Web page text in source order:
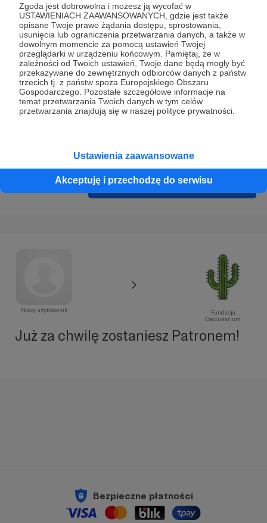
Zgoda jest dobrowolna i możesz ją wycofać w
USTAWIENIACH ZAAWANSOWANYCH, gdzie jest także
opisane Twoje prawo żądania dostępu, sprostowania,
usunięcia lub ograniczenia przetwarzania danych, a także w
dowolnym momencie za pomocą ustawień Twojej
przeglądarki w urządzeniu końcowym. Pamiętaj, że w
zależności od Twoich ustawień, Twoje dane będą mogły być
przekazywane do zewnętrznych odbiorców danych z państw
trzecich tj. z państw spoza Europejskiego Obszaru
Gospodarczego. Pozostałe szczegółowe informacje na
temat przetwarzania Twoich danych w tym celów
przetwarzania znajdują się w naszej polityce prywatności.
Ustawienia zaawansowane
Akceptuję i przechodzę do serwisu
* Wyrażam zgodę na przetwarzanie moich danych
osobowych podanych w formularzu rejestracyjnym w celu
prawidłowego świadczenia usług serwisu Patronite.
Wyrażam zgodę na otrzymywanie drogą elektroniczną
informacji handlowych - newslettera. Opcja ta może zostać
zmieniona w ustawieniach konta.
Cofnij Zarejestruj się i przejdź dalej
Nowy użytkownik
Fundacja
Cactusarium
Już za chwilę zostaniesz Patronem!
Bezpieczne płatności